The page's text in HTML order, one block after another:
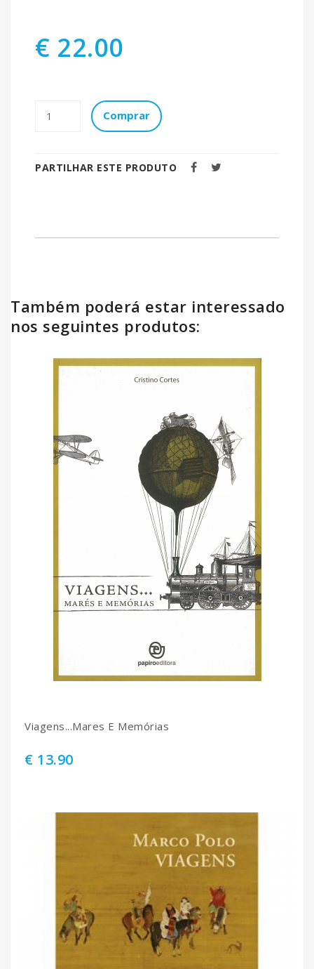
€ 22.00
Comprar
PARTILHAR ESTE PRODUTO
Também poderá estar interessado
nos seguintes produtos:
Viagens...Mares E Memórias
€ 13.90